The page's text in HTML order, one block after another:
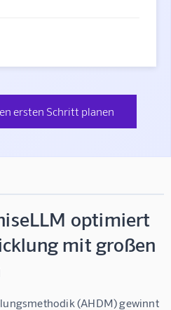
ersten Schritt planen
optimiert
mit großen
(AHDM) gewinnt